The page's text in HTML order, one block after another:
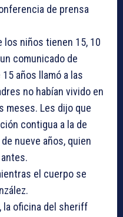
de prensa
niños tienen 15, 10
comunicado de
años llamó a las
no habían vivido en
meses. Les dijo que
contigua a la de
nueve años, quien
el cuerpo se
la oficina del sheriff